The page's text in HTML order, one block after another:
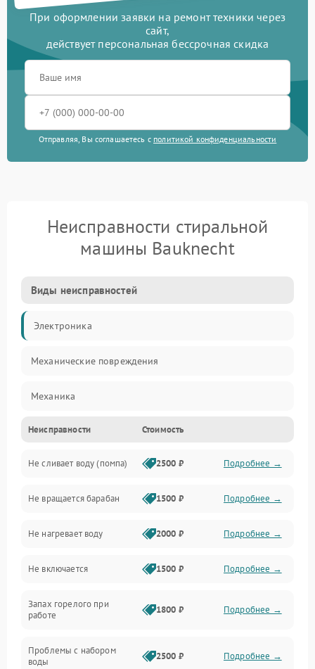
При оформлении заявки на ремонт техники через
сайт,
действует персональная бессрочная скидка
Отправляя, Вы соглашаетесь с политикой конфиденциальности
Неисправности стиральной
машины Bauknecht
Виды неисправностей
Электроника
Механические повреждения
Механика
Электропитание
Водоснабжение
Слив
Программное обеспечение
Неисправности Стоимость
Не сливает воду (помпа) 2500 ₽ Подробнее →
Не вращается барабан 1500 ₽ Подробнее →
Не нагревает воду 2000 ₽ Подробнее →
Не включается 1500 ₽ Подробнее →
Запах горелого при
работе
1800 ₽ Подробнее →
Проблемы с набором
воды
2500 ₽ Подробнее →